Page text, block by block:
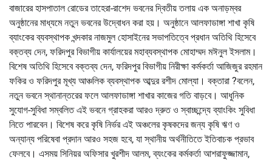
বাজারের হাসপাতাল রোডের তাহেরা-রাশেদ ভবনের দ্বিতীয় তলায় এক অনাড়ম্বর
অনুষ্ঠানের মাধ্যমে নতুন ভবনের উদ্বোধন করা হয়। অনুষ্ঠানে আলফাডাঙ্গা শাখা কৃষি
ব্যাংকের ব্যবস্থাপক খন্দকার নাজমুল হোসাইনের সভাপতিত্বে প্রধান অতিথি হিসেবে
বক্তব্য দেন, ফরিদপুর বিভাগীয় কার্যালয়ের মহাব্যবস্থাপক মোহাম্মদ মঈনুল ইসলাম।
বিশেষ অতিথি হিসেবে বক্তব্য দেন, ফরিদপুর বিভাগীয় নিরীক্ষা কর্মকর্তা আজিজুর রহমান
ফকির ও ফরিদপুর মূখ্য আঞ্চলিক ব্যবস্থাপক আব্দুর রশীদ মোল্যা। বক্তারা ?বলেন,
নতুন ভবনে স্থানান্তরের ফলে আলফাডাঙ্গা শাখার কাজের গতি বাড়বে। আধুনিক
সুযোগ-সুবিধা সম্বলিত এই ভবনে গ্রাহকরা আরও দ্রুত ও স্বাচ্ছন্দ্যে ব্যাংকিং সুবিধা
নিতে পারবেন। বিশেষ করে কৃষি নির্ভর এই অঞ্চলের কৃষকদের জন্য কৃষি ঋণ ও
অন্যান্য পরিষেবা প্রদান আরও সহজ হবে, যা স্থানীয় অর্থনীতিতে ইতিবাচক প্রভাব
ফেলবে। এসময় সিনিয়র অফিসার খুরশীদ আলম, ব্যংকের কর্মকর্তা আশরাফুজ্জামান,